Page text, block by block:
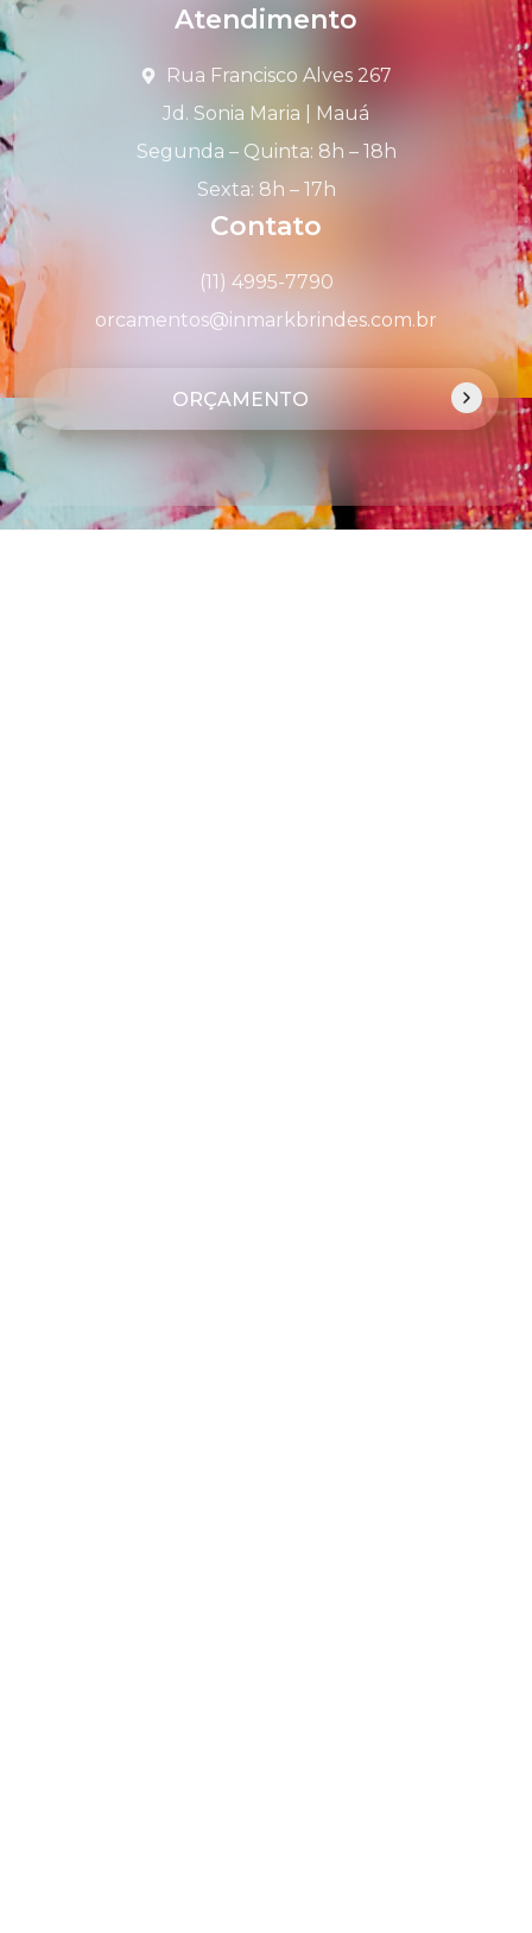
Atendimento
Rua Francisco Alves 267
Jd. Sonia Maria | Mauá
Segunda – Quinta: 8h – 18h
Sexta: 8h – 17h
Contato
(11) 4995-7790
orcamentos@inmarkbrindes.com.br
ORÇAMENTO